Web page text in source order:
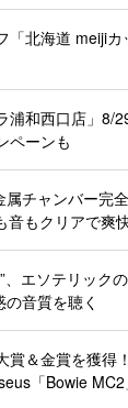
「北海道 meiji
浦和西口店」
ペーンも
チャンバー完
もクリアで爽
、エソテリック
音質を聴く
賞＆金賞を獲得
「Bowie MC2